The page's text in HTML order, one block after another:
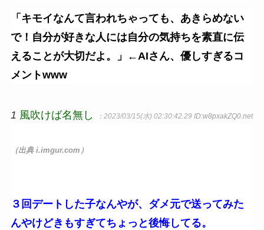
「キモイなんて言われちゃっても、あきらめない
で！自分が好きな人には自分の気持ちを素直に伝
えることが大切だよ。」←AIさん、優しすぎるコ
メントwww
1 風吹けば名無し ：2023/03/15(水) 02:30:42.29 ID:w8pxakZQ0.net
（出典 i.imgur.com）
３回デートした子なんやが、ダメ元で送ってみた
んやけどきもすぎてちょっと後悔してる。